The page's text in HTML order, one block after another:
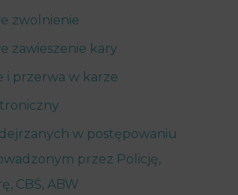
zwolnienie
zawieszenie kary
i przerwa w karze
w postępowaniu
przez Policję,
CBŚ, ABW